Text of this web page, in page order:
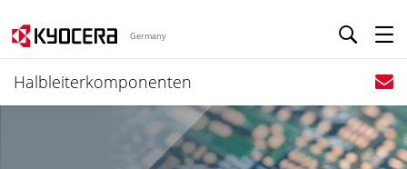
Germany
Halbleiterkomponenten